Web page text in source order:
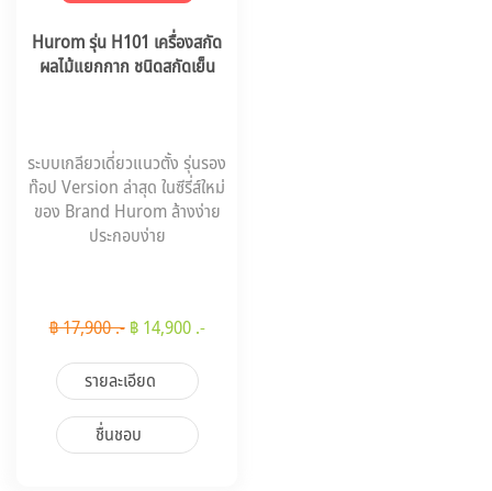
Hurom รุ่น H101 เครื่องสกัด
ผลไม้แยกกาก ชนิดสกัดเย็น
ระบบเกลียวเดี่ยวแนวตั้ง รุ่นรอง
ท๊อป Version ล่าสุด ในซีรี่ส์ใหม่
ของ Brand Hurom ล้างง่าย
ประกอบง่าย
฿ 17,900 .- ฿ 14,900 .-
รายละเอียด
ชื่นชอบ